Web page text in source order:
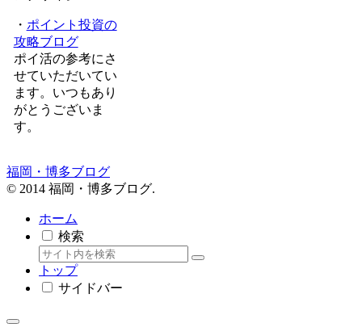
・ ポイント投資の
攻略ブログ
ポイ活の参考にさ
せていただいてい
ます。いつもあり
がとうございま
す。
福岡・博多ブログ
© 2014 福岡・博多ブログ.
ホーム
検索
トップ
サイドバー